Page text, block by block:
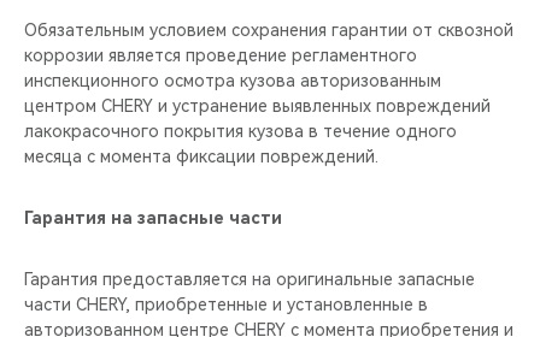
Обязательным условием сохранения гарантии от сквозной
коррозии является проведение регламентного
инспекционного осмотра кузова авторизованным
центром CHERY и устранение выявленных повреждений
лакокрасочного покрытия кузова в течение одного
месяца с момента фиксации повреждений.
Гарантия на запасные части
Гарантия предоставляется на оригинальные запасные
части CHERY, приобретенные и установленные в
авторизованном центре CHERY с момента приобретения и